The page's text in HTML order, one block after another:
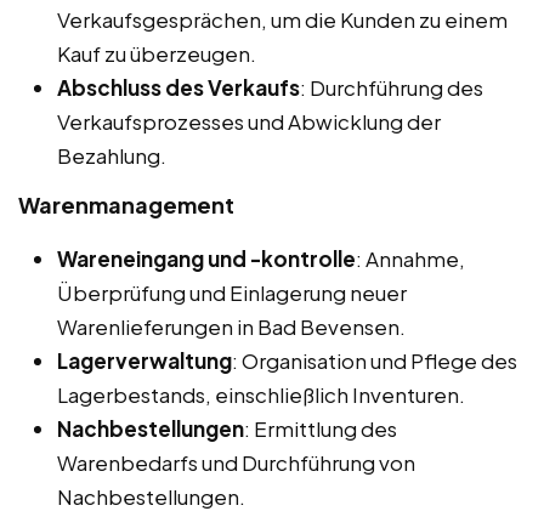
Verkaufsgesprächen, um die Kunden zu einem
Kauf zu überzeugen.
Abschluss des Verkaufs: Durchführung des
Verkaufsprozesses und Abwicklung der
Bezahlung.
Warenmanagement
Wareneingang und -kontrolle: Annahme,
Überprüfung und Einlagerung neuer
Warenlieferungen in Bad Bevensen.
Lagerverwaltung: Organisation und Pflege des
Lagerbestands, einschließlich Inventuren.
Nachbestellungen: Ermittlung des
Warenbedarfs und Durchführung von
Nachbestellungen.